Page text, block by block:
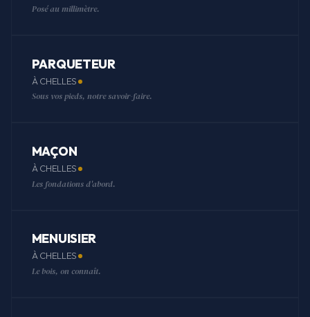
Posé au millimètre.
PARQUETEUR
À CHELLES
Sous vos pieds, notre savoir-faire.
MAÇON
À CHELLES
Les fondations d'abord.
MENUISIER
À CHELLES
Le bois, on connaît.